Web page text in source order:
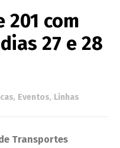
201 com
27 e 28
, Eventos, Linhas
Transportes